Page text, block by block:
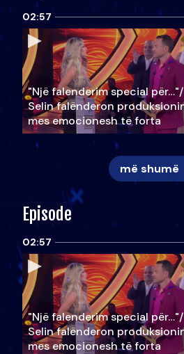
02:57
"Një falenderim special për…"/
Selin falënderon
mes emocionesh të forta
më shumë
Episode
02:57
"Një falenderim special për…"/
Selin falënderon
mes emocionesh të forta